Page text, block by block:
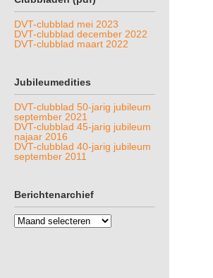
DVT-clubblad mei 2023
DVT-clubblad december 2022
DVT-clubblad maart 2022
Jubileumedities
DVT-clubblad 50-jarig jubileum
september 2021
DVT-clubblad 45-jarig jubileum
najaar 2016
DVT-clubblad 40-jarig jubileum
september 2011
Berichtenarchief
Berichtenarchief